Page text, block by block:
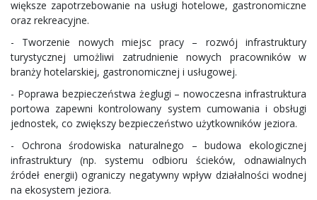
większe zapotrzebowanie na usługi hotelowe, gastronomiczne
oraz rekreacyjne.
- Tworzenie nowych miejsc pracy – rozwój infrastruktury
turystycznej umożliwi zatrudnienie nowych pracowników w
branży hotelarskiej, gastronomicznej i usługowej.
- Poprawa bezpieczeństwa żeglugi – nowoczesna infrastruktura
portowa zapewni kontrolowany system cumowania i obsługi
jednostek, co zwiększy bezpieczeństwo użytkowników jeziora.
- Ochrona środowiska naturalnego – budowa ekologicznej
infrastruktury (np. systemu odbioru ścieków, odnawialnych
źródeł energii) ograniczy negatywny wpływ działalności wodnej
na ekosystem jeziora.